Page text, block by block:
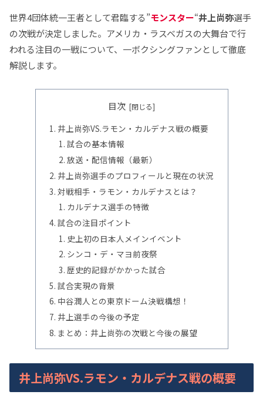
世界4団体統一王者として君臨する”モンスター“井上尚弥選手
の次戦が決定しました。アメリカ・ラスベガスの大舞台で行
われる注目の一戦について、一ボクシングファンとして徹底
解説します。
目次
井上尚弥VS.ラモン・カルデナス戦の概要
試合の基本情報
放送・配信情報（最新）
井上尚弥選手のプロフィールと現在の状況
対戦相手・ラモン・カルデナスとは？
カルデナス選手の特徴
試合の注目ポイント
史上初の日本人メインイベント
シンコ・デ・マヨ前夜祭
歴史的記録がかかった試合
試合実現の背景
中谷潤人との東京ドーム決戦構想！
井上選手の今後の予定
まとめ：井上尚弥の次戦と今後の展望
井上尚弥VS.ラモン・カルデナス戦の概要